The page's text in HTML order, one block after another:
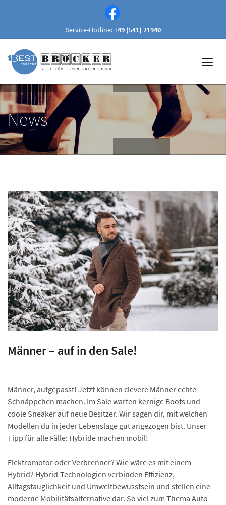
Service-Hotline:+49 (541) 21940
News
Männer – auf in den Sale!
Männer, aufgepasst! Jetzt können clevere Männer echte
Schnäppchen machen. Im Sale warten kernige Boots und
coole Sneaker auf neue Besitzer. Wir sagen dir, mit welchen
Modellen du in jeder Lebenslage gut angezogen bist. Unser
Tipp für alle Fälle: Hybride machen mobil!
Elektromotor oder Verbrenner? Wie wäre es mit einem
Hybrid? Hybrid-Technologien verbinden Effizienz,
Alltagstauglichkeit und Umwelt­bewusstsein und stellen eine
moderne Mobilitäts­alternative dar. So viel zum Thema Auto –